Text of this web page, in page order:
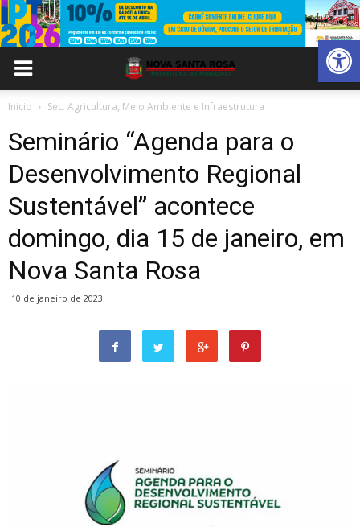
Abrir
Inicio Sec. Agricultura, Meio Ambiente e Infraestrutura
Seminário “Agenda para o
Desenvolvimento Regional
Sustentável” acontece
domingo, dia 15 de janeiro, em
Nova Santa Rosa
10 de janeiro de 2023